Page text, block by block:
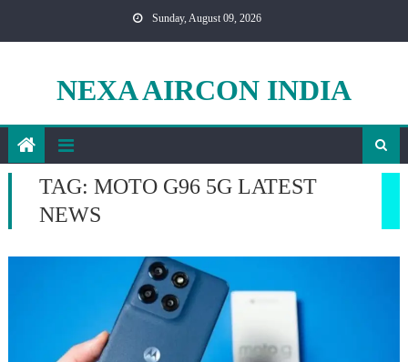
Sunday, August 09, 2026
NEXA AIRCON INDIA
TAG: MOTO G96 5G LATEST
NEWS